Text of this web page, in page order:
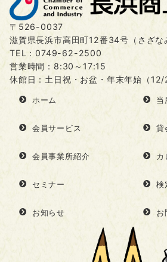
〒526-0037
滋賀県長浜市高田町12番34号（さざな
TEL：0749-62-2500
営業時間：8:30～17:15
休館日：土日祝・お盆・年末年始（12/
ホーム 当
会員サービス 貸
会員事業所紹介 カ
セミナー 検
お知らせ お